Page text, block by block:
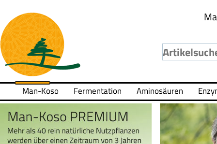
Man-Koso Fermentation Aminosäuren